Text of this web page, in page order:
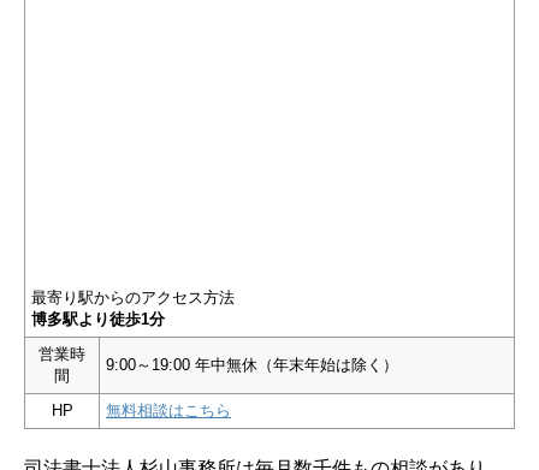
最寄り駅からのアクセス方法
博多駅より徒歩1分
営業時
間
9:00～19:00 年中無休（年末年始は除く）
HP 無料相談はこちら